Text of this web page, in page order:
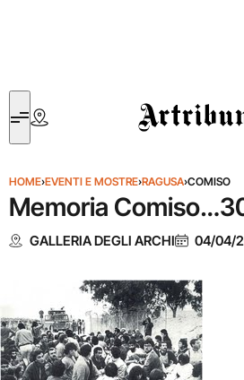
Artribune
HOME›EVENTI E MOSTRE›RAGUSA›COMISO
Memoria
GALLERIA DEGLI ARCHI 04/04/